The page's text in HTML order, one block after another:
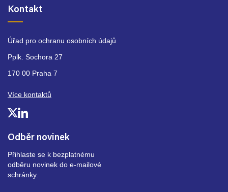
Odběr novinek
Přihlaste se k bezplatnému
odběru novinek do e-mailové
schránky.
Kontakt
Úřad pro ochranu osobních údajů
Pplk. Sochora 27
170 00 Praha 7
Více kontaktů